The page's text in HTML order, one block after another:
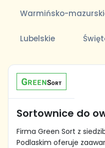
Warmińsko-
Lubelskie
Sortownice do
Firma Green Sort z
Podlaskim oferuje